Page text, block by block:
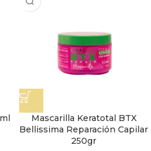
Mascarilla Keratotal BTX
Bellissima Reparación Capilar
250gr